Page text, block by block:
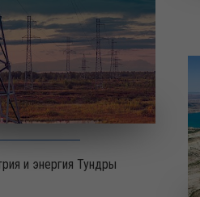
и энергия Тундры